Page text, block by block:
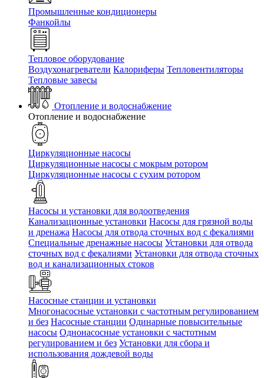
Промышленные кондиционеры
Фанкойлы
Тепловое оборудование
Воздухонагреватели Калориферы Тепловентиляторы
Тепловые завесы
Отопление и водоснабжение
Отопление и водоснабжение
Циркуляционные насосы
Циркуляционные насосы с мокрым ротором
Циркуляционные насосы с сухим ротором
Насосы и установки для водоотведения
Канализационные установки Насосы для грязной воды
и дренажа Насосы для отвода сточных вод c фекалиями
Специальные дренажные насосы Установки для отвода
сточных вод c фекалиями Установки для отвода сточных
вод и канализационных стоков
Насосные станции и установки
Многонасосные установки с частотным регулированием
и без Насосные станции Одинарные повысительные
насосы Однонасосные установки с частотным
регулированием и без Установки для сбора и
использования дождевой воды